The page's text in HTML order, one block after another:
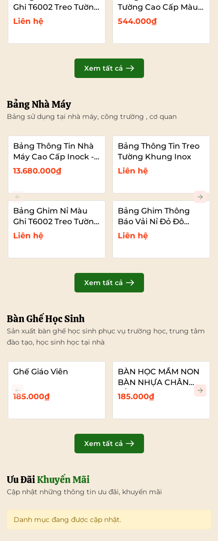
Ghi T6002 Treo Tường
Cỡ Lớn VADOTO
Liên hệ
Tường Cao Cấp Màu
Xanh Dương Vải Nỉ
544.000₫
Xem tất cả
Bảng Nhà Máy
Bảng sử dụng tại nhà máy, công trường , cơ quan
Bảng Thông Tin Nhà
Máy Cao Cấp Inock -
Mái Che Nhựa PC
13.680.000₫
Bảng Thông Tin Treo
Tường Khung Inox
Liên hệ
Bảng Ghim Nỉ Màu
Ghi T6002 Treo Tường
Cỡ Lớn VADOTO
Liên hệ
Bảng Ghim Thông
Báo Vải Nỉ Đỏ Đô
T6011 Cao Cấp Cỡ Lớn
VADOTO
Liên hệ
Xem tất cả
Bàn Ghế Học Sinh
Sản xuất bàn ghế học sinh phục vụ trường học, trung tâm
đào tạo, học sinh học tại nhà
Ghế Giáo Viên
185.000₫
BÀN HỌC MẦM NON
BÀN NHỰA CHÂN
SẮT
185.000₫
Xem tất cả
Ưu ĐãiKhuyến Mãi
Cập nhật những thông tin ưu đãi, khuyến mãi
Danh mục đang được cập nhật.